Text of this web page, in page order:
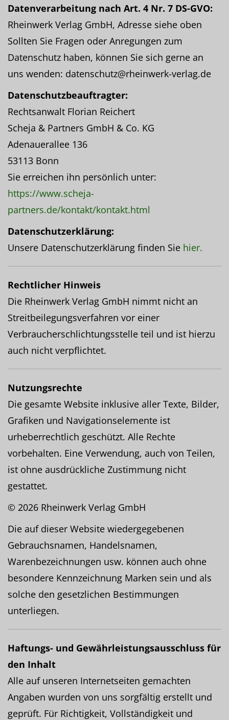
Datenverarbeitung nach Art. 4 Nr. 7 DS-GVO:
Rheinwerk Verlag GmbH, Adresse siehe oben
Sollten Sie Fragen oder Anregungen zum
Datenschutz haben, können Sie sich gerne an
uns wenden: datenschutz@rheinwerk-verlag.de
Datenschutzbeauftragter:
Rechtsanwalt Florian Reichert
Scheja & Partners GmbH & Co. KG
Adenauerallee 136
53113 Bonn
Sie erreichen ihn persönlich unter:
https://www.scheja-
partners.de/kontakt/kontakt.html
Datenschutzerklärung:
Unsere Datenschutzerklärung finden Sie hier.
Rechtlicher Hinweis
Die Rheinwerk Verlag GmbH nimmt nicht an
Streitbeilegungsverfahren vor einer
Verbraucherschlichtungsstelle teil und ist hierzu
auch nicht verpflichtet.
Nutzungsrechte
Die gesamte Website inklusive aller Texte, Bilder,
Grafiken und Navigationselemente ist
urheberrechtlich geschützt. Alle Rechte
vorbehalten. Eine Verwendung, auch von Teilen,
ist ohne ausdrückliche Zustimmung nicht
gestattet.
© 2026 Rheinwerk Verlag GmbH
Die auf dieser Website wiedergegebenen
Gebrauchsnamen, Handelsnamen,
Warenbezeichnungen usw. können auch ohne
besondere Kennzeichnung Marken sein und als
solche den gesetzlichen Bestimmungen
unterliegen.
Haftungs- und Gewährleistungsausschluss für
den Inhalt
Alle auf unseren Internetseiten gemachten
Angaben wurden von uns sorgfältig erstellt und
geprüft. Für Richtigkeit, Vollständigkeit und